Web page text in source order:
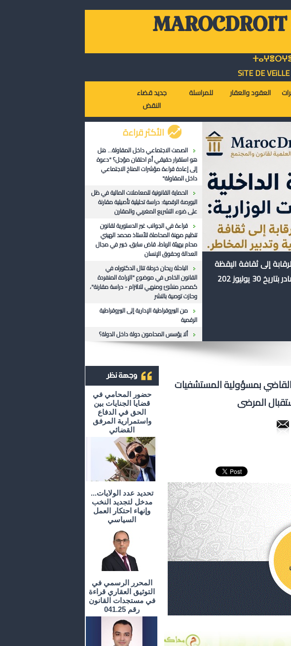
جديد قضاء
النقض
للمراسلة العقود والعقار
الأكثر قراءة
الصمت الاجتماعي داخل المقاولة... هل
هو استقرار حقيقي أم احتقان مؤجل؟ "دعوة
إلى إعادة قراءة مؤشرات المناخ الاجتماعي
داخل المقاولة"
الحماية القانونية للمعاملات المالية في ظل
البورصة الرقمية: دراسة تحليلية تأصيلية مقارنة
على ضوء التشريع المغربي والمقارن
قراءة في الجوانب غير الدستورية لقانون
تنظيم مهنة المحاماة للأستاذ محمد الهيني
محام بهيئة الرباط، قاض سابق، خبير في مجال
العدالة وحقوق الإنسان
الباحثة ريحان خرطة تنال الدكتوراه في
القانون الخاص في موضوع "الإرادة المنفردة
كمصدر منشئ ومنهي للالتزام - دراسة مقارنة"،
وحازت توصية بالنشر
من البيروقراطية الإدارية إلى البيروقراطية
الرقمية
ألا يؤسس المحامون دولة داخل الدولة؟
إلى ثقافة اليقظة
202
حضور المحامي في
قضايا الجنايات بين
الحق في الدفاع
واستمرارية المرفق
القضائي
تحديد عدد الولايات...
مدخل لتجديد النخب
وإنهاء احتكار العمل
السياسي
المحرر الرسمي في
التوثيق العقاري قراءة
في مستجدات القانون
رقم 041.25
القاضي بمسؤولية المستشفيات
المرضى